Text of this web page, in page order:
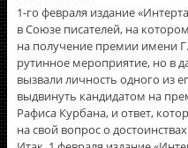
1-го февраля издание
в Союзе писателей, на
на получение премии имени
рутинное мероприятие, но в
вызвали личность одного из
выдвинуть кандидатом на
Рафиса Курбана, и ответ,
на свой вопрос о